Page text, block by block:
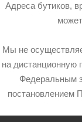
Адреса бутиков,
Мы не
на дистанционную
Федеральным
постановлением